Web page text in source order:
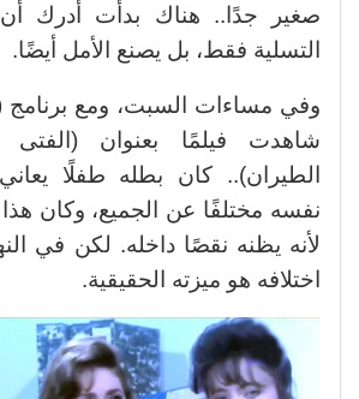
صغير جدًا.. هناك بدأت أدرك
التسلية فقط، بل يصنع الأمل أيضًا.
وفي مساءات السبت، ومع برنامج
شاهدت فيلمًا بعنوان (الفتى
الطيران).. كان بطله طفلًا
نفسه مختلفًا عن الجميع، وكان هذا
لأنه يظنه نقصًا داخله. لكن في
اختلافه هو ميزته الحقيقية.